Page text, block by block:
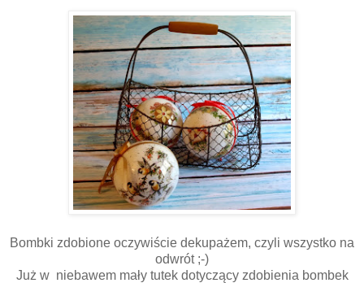
Bombki zdobione oczywiście dekupażem, czyli wszystko na
odwrót ;-)
Już w niebawem mały tutek dotyczący zdobienia bombek